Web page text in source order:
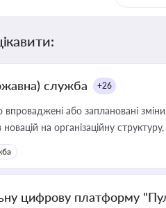
служба +26
впроваджені або заплановані
новацій на організаційну
цифрову платформу